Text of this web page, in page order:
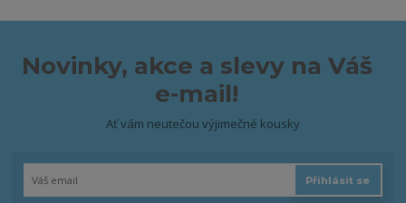
Novinky, akce a slevy na Váš
e-mail!
Ať vám neutečou výjimečné kousky
Přihlásit se